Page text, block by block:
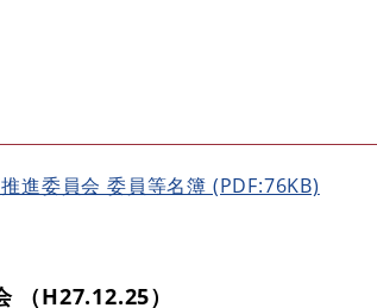
進委員会 委員等名簿 (PDF:76KB)
（H27.12.25）